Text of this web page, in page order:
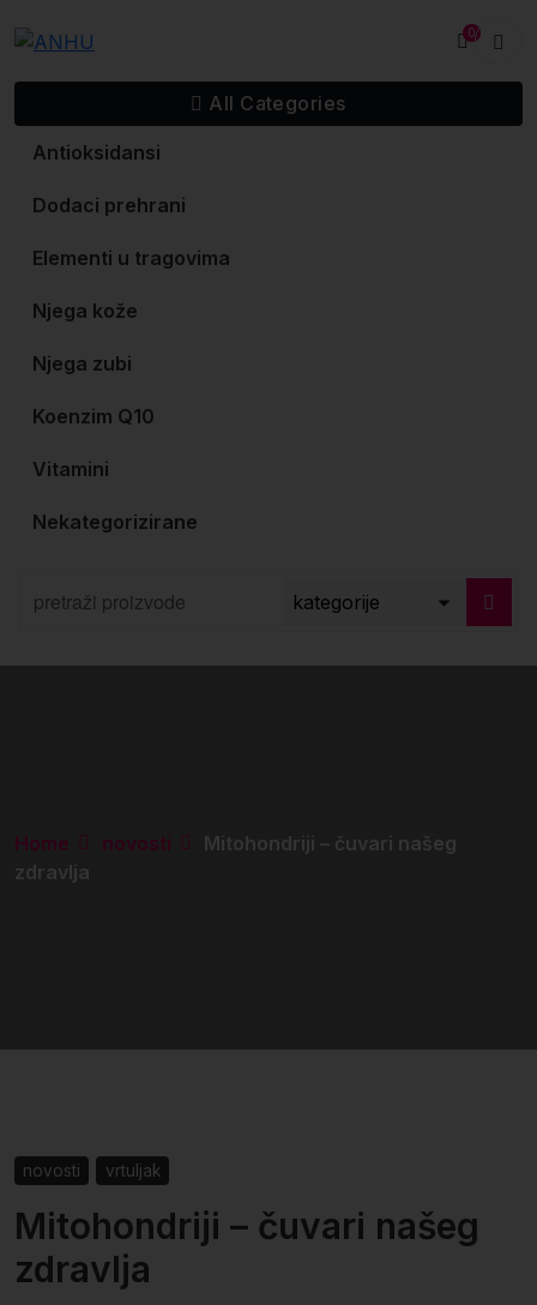
to
0
All Categories
Antioksidansi
Dodaci prehrani
Elementi u tragovima
Njega kože
Njega zubi
Koenzim Q10
Vitamini
Nekategorizirane
Home novosti
Mitohondriji – čuvari našeg
zdravlja
novosti vrtuljak
Mitohondriji – čuvari našeg
zdravlja